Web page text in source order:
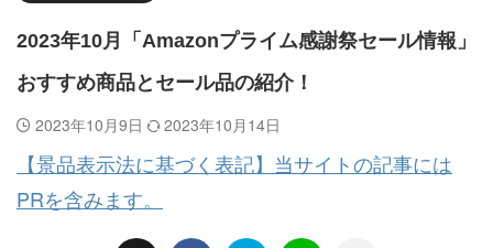
2023年10月「Amazonプライム感謝祭セール情報」
おすすめ商品とセール品の紹介！
2023年10月9日
2023年10月14日
【景品表示法に基づく表記】当サイトの記事には
PRを含みます。